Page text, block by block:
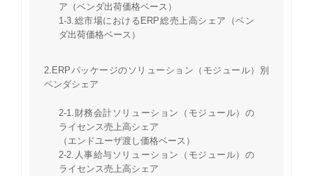
ア（ベンダ出荷価格ベース）
1-3.総市場におけるERP総売上高シェア（ベン
ダ出荷価格ベース）
2.ERPパッケージのソリューション（モジュール）別
ベンダシェア
2-1.財務会計ソリューション（モジュール）の
ライセンス売上高シェア
（エンドユーザ渡し価格ベース）
2-2.人事給与ソリューション（モジュール）の
ライセンス売上高シェア